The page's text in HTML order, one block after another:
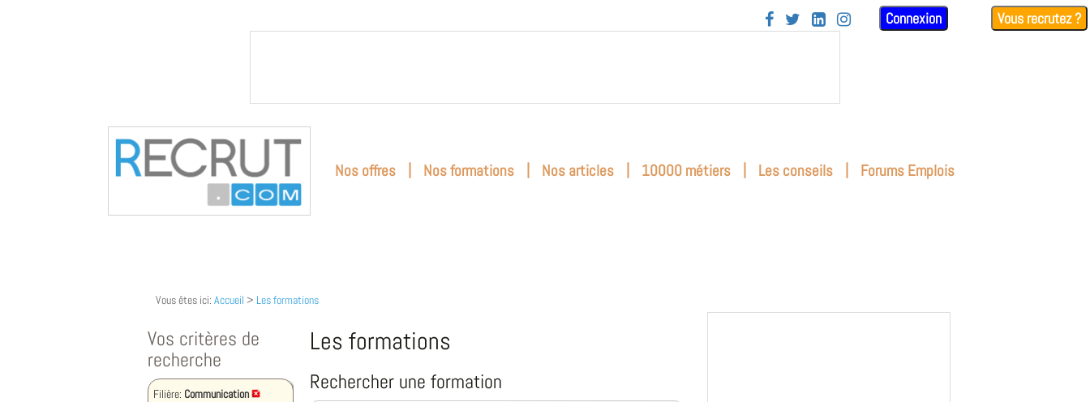
    Connexion Vous recrutez ?
Nos offres | Nos formations | Nos articles | 10000 métiers | Les conseils | Forums Emplois
Vous êtes ici: Accueil > Les formations
Vos critères de
recherche
Filière: Communication
Les formations
Rechercher une formation